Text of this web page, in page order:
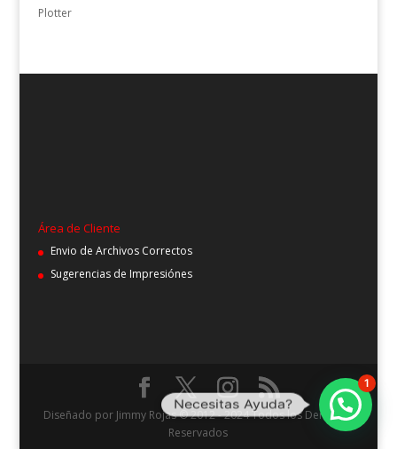
Plotter
Área de Cliente
Envio de Archivos Correctos
Sugerencias de Impresiónes
Diseñado por Jimmy Rojas © 2012 - 2024 Todos los Derechos
Reservados
Necesitas Ayuda?
1